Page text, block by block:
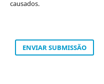
causados.
ENVIAR SUBMISSÃO